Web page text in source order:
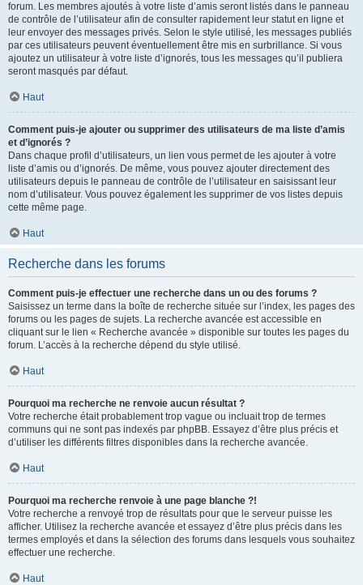
forum. Les membres ajoutés à votre liste d’amis seront listés dans le panneau
de contrôle de l’utilisateur afin de consulter rapidement leur statut en ligne et
leur envoyer des messages privés. Selon le style utilisé, les messages publiés
par ces utilisateurs peuvent éventuellement être mis en surbrillance. Si vous
ajoutez un utilisateur à votre liste d’ignorés, tous les messages qu’il publiera
seront masqués par défaut.
Haut
Comment puis-je ajouter ou supprimer des utilisateurs de ma liste d’amis
et d’ignorés ?
Dans chaque profil d’utilisateurs, un lien vous permet de les ajouter à votre
liste d’amis ou d’ignorés. De même, vous pouvez ajouter directement des
utilisateurs depuis le panneau de contrôle de l’utilisateur en saisissant leur
nom d’utilisateur. Vous pouvez également les supprimer de vos listes depuis
cette même page.
Haut
Recherche dans les forums
Comment puis-je effectuer une recherche dans un ou des forums ?
Saisissez un terme dans la boîte de recherche située sur l’index, les pages des
forums ou les pages de sujets. La recherche avancée est accessible en
cliquant sur le lien « Recherche avancée » disponible sur toutes les pages du
forum. L’accès à la recherche dépend du style utilisé.
Haut
Pourquoi ma recherche ne renvoie aucun résultat ?
Votre recherche était probablement trop vague ou incluait trop de termes
communs qui ne sont pas indexés par phpBB. Essayez d’être plus précis et
d’utiliser les différents filtres disponibles dans la recherche avancée.
Haut
Pourquoi ma recherche renvoie à une page blanche ?!
Votre recherche a renvoyé trop de résultats pour que le serveur puisse les
afficher. Utilisez la recherche avancée et essayez d’être plus précis dans les
termes employés et dans la sélection des forums dans lesquels vous souhaitez
effectuer une recherche.
Haut